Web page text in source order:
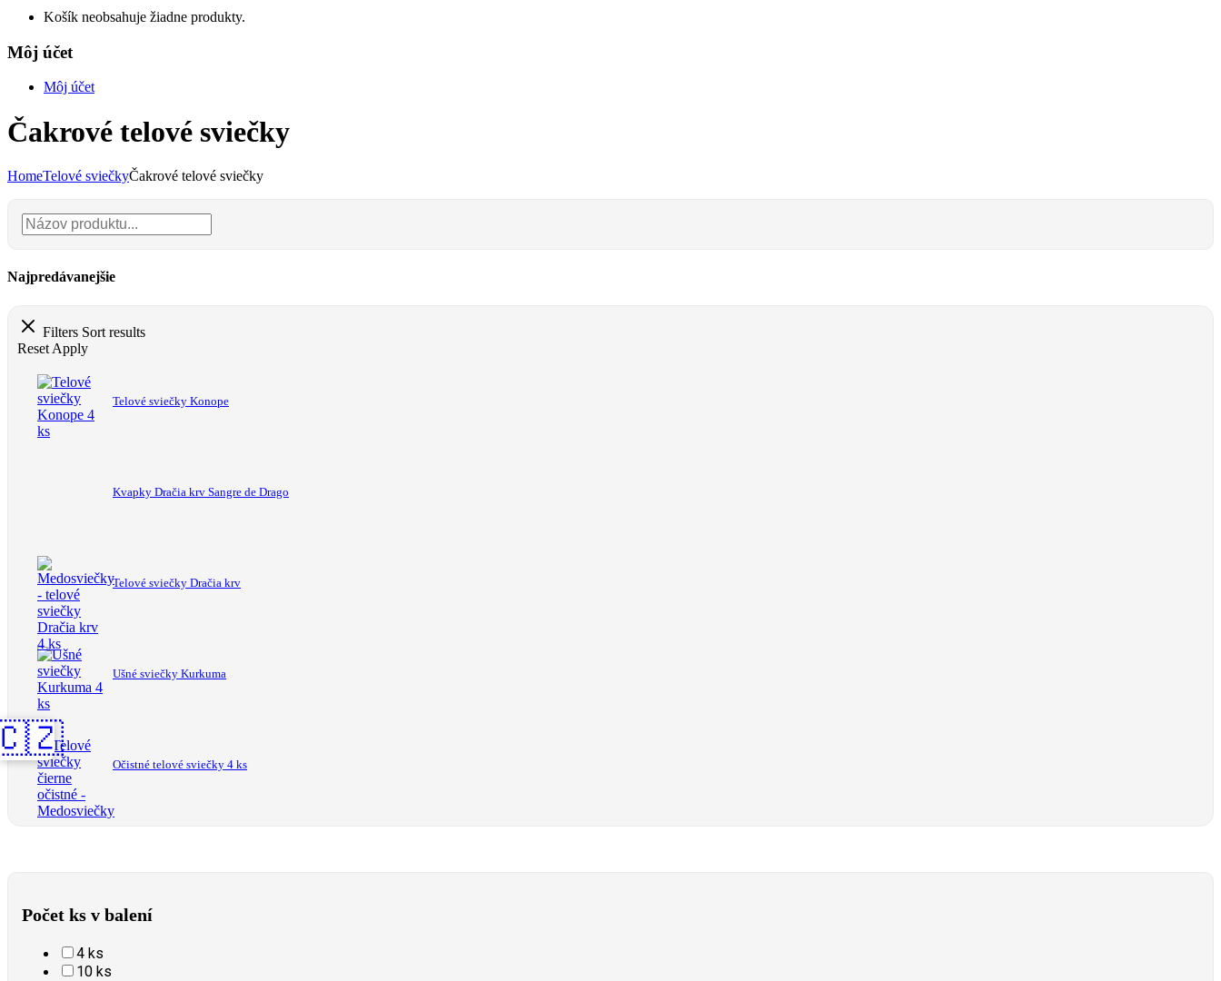
Košík neobsahuje žiadne produkty.
Môj účet
Môj účet
Čakrové telové sviečky
HomeTelové sviečkyČakrové telové sviečky
Najpredávanejšie
Filters Sort results
Reset Apply
Telové sviečky Konope
Kvapky Dračia krv Sangre de Drago
Telové sviečky Dračia krv
Ušné sviečky Kurkuma
Očistné telové sviečky 4 ks
Počet ks v balení
4 ks
10 ks